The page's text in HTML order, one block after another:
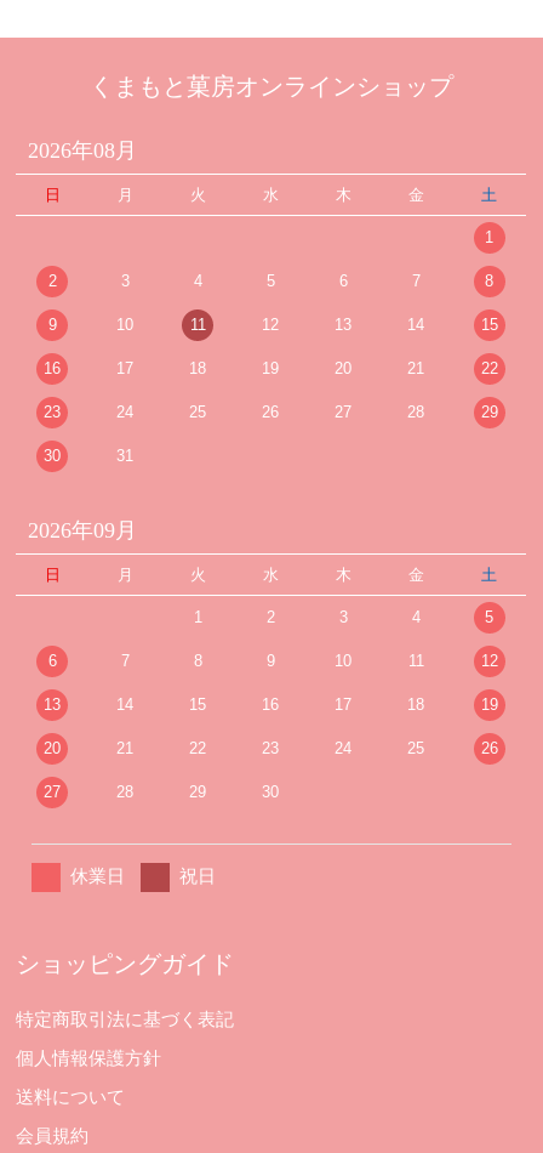
くまもと菓房オンラインショップ
2026年08月
日 月 火 水 木 金 土
1
2 3 4 5 6 7 8
9 10 11 12 13 14 15
16 17 18 19 20 21 22
23 24 25 26 27 28 29
30 31
2026年09月
日 月 火 水 木 金 土
1 2 3 4 5
6 7 8 9 10 11 12
13 14 15 16 17 18 19
20 21 22 23 24 25 26
27 28 29 30
休業日 祝日
ショッピングガイド
特定商取引法に基づく表記
個人情報保護方針
送料について
会員規約